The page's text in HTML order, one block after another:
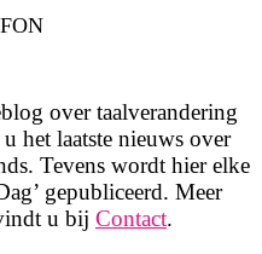
over taalverandering
het laatste nieuws over
Tevens wordt hier elke
gepubliceerd. Meer
u bij Contact.